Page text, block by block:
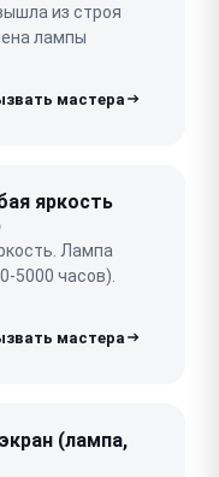
из строя
лампы
яркость
Лампа
5000 часов).
(лампа,